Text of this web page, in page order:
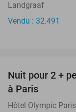
Landgraaf
Vendu : 32.491
Nuit pour 2 +
à Paris
Hôtel Olympic